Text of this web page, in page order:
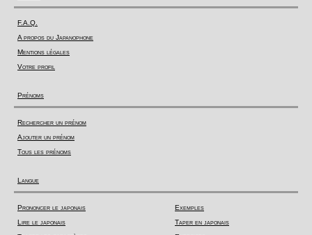
F.A.Q.
A propos du Japanophone
Mentions légales
Votre profil
Prénoms
Rechercher un prénom
Ajouter un prénom
Tous les prénoms
Langue
Prononcer le japonais
Lire le japonais
Exemples
Taper en japonais